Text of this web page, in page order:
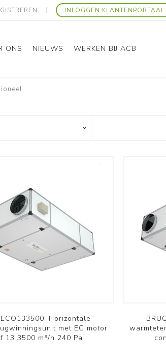
INLOGGEN KLANTENPORTAAL
RAC
PAC
ONS NIEUWS WERKEN BIJ ACB
Horizontale
met EC motor
13 3500 m³/h 240 Pa